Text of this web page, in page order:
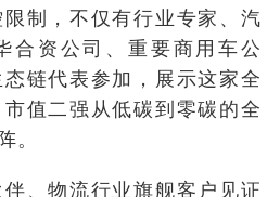
制，不仅有行业专家、汽
合资公司、重要商用车公
链代表参加，展示这家全
值二强从低碳到零碳的全
、物流行业旗舰客户见证